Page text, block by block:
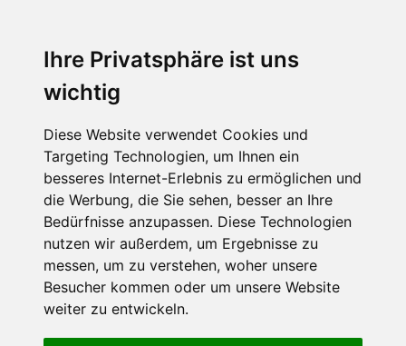
Ihre Privatsphäre ist uns
wichtig
Diese Website verwendet Cookies und
Targeting Technologien, um Ihnen ein
besseres Internet-Erlebnis zu ermöglichen und
die Werbung, die Sie sehen, besser an Ihre
Bedürfnisse anzupassen. Diese Technologien
nutzen wir außerdem, um Ergebnisse zu
messen, um zu verstehen, woher unsere
Besucher kommen oder um unsere Website
weiter zu entwickeln.